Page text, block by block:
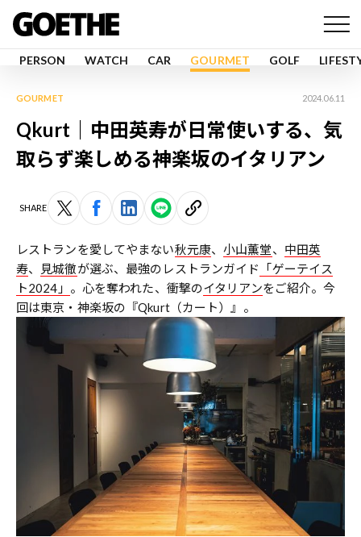
PERSON WATCH CAR GOURMET GOLF
GOURMET 2024.06.11
Qkurt｜中田英寿が日常使いする、気
取らず楽しめる神楽坂のイタリアン
SHARE
レストランを愛してやまない秋元康、小山薫堂、 中田英
寿、 見城徹が選ぶ、最強のレストランガイド
「ゲーテイス
ト2024」 。心を奪われた、衝撃のイタリアンをご紹介。今
回は東京・神楽坂の『Qkurt（カート）』。